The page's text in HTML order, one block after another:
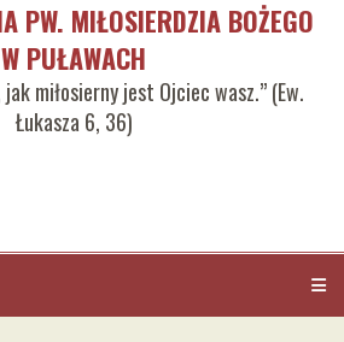
PW. MIŁOSIERDZIA BOŻEGO
W PUŁAWACH
miłosierny jest Ojciec wasz.” (Ew.
Łukasza 6, 36)